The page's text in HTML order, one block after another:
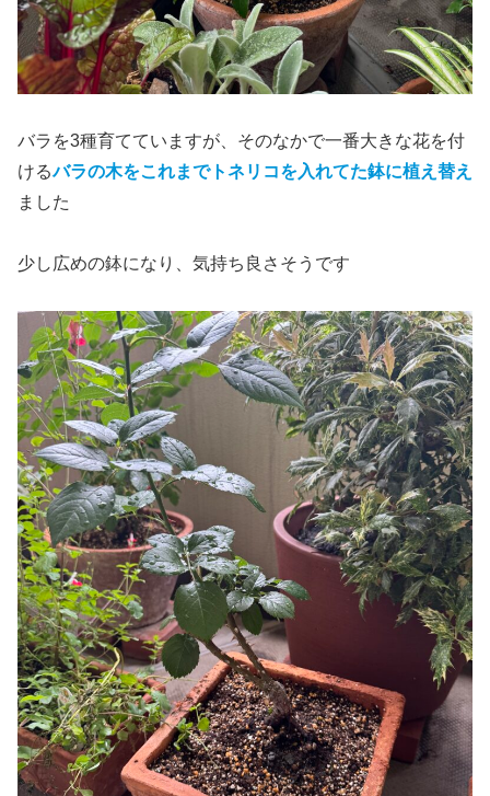
バラを3種育てていますが、そのなかで一番大きな花を付
けるバラの木をこれまでトネリコを入れてた鉢に植え替え
ました
少し広めの鉢になり、気持ち良さそうです